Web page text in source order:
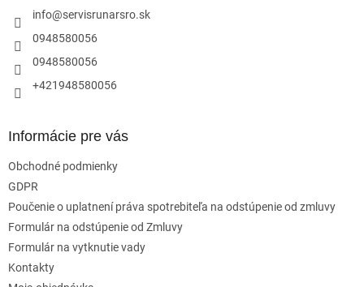
info@servisrunarsro.sk
0948580056
0948580056
+421948580056
Informácie pre vás
Obchodné podmienky
GDPR
Poučenie o uplatnení práva spotrebiteľa na odstúpenie od zmluvy
Formulár na odstúpenie od Zmluvy
Formulár na vytknutie vady
Kontakty